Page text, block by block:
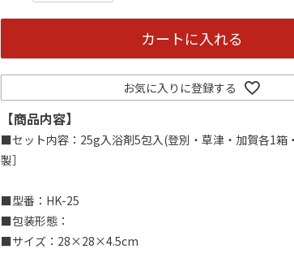
カートに入れる
お気に入りに登録する
【商品内容】
■セット内容：25g入浴剤5包入(登別・草津・加賀各1箱
製］
■型番：HK-25
■包装形態：
■サイズ：28×28×4.5cm